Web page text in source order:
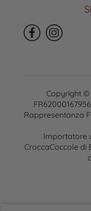
Copyright ©
Rappresentanza
Importatore
CroccaCoccole di